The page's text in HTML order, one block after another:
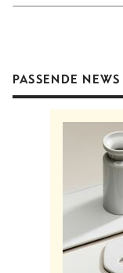
Inhalt 0.4
Form
Entstehungsjahr
Herstellungsort
PASSENDE